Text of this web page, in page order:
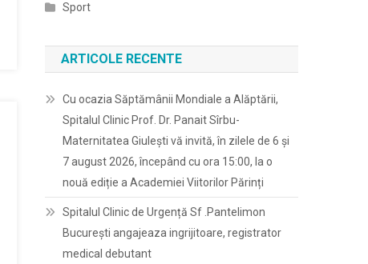
Sport
ARTICOLE RECENTE
Cu ocazia Săptămânii Mondiale a Alăptării,
Spitalul Clinic Prof. Dr. Panait Sîrbu-
Maternitatea Giulești vă invită, în zilele de 6 și
7 august 2026, începând cu ora 15:00, la o
nouă ediție a Academiei Viitorilor Părinți
Spitalul Clinic de Urgență Sf .Pantelimon
București angajeaza ingrijitoare, registrator
medical debutant